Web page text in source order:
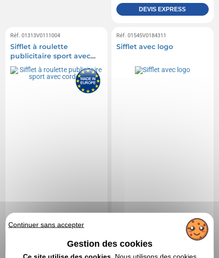
DEVIS EXPRESS
Réf. 01313V0111004
Sifflet à roulette
publicitaire sport avec
cordelette
0,53 CHFHT|
0,58 €
Réf. 01545V0184311
Sifflet avec logo
A partir de 0,39 CHFHT
0,43 €
Continuer sans accepter
Gestion des cookies
Ce site utilise des cookies. Nous utilisons des cookies